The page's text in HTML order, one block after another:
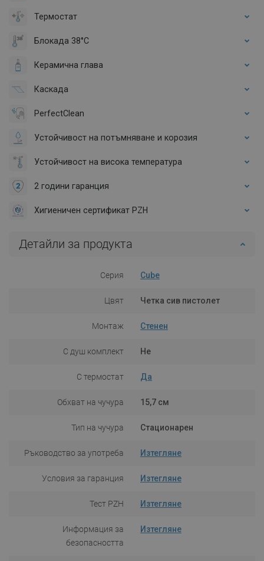
Термостат
Блокада 38°C
Керамична глава
Каскада
PerfectClean
Устойчивост на потъмняване и корозия
Устойчивост на висока температура
2 години гаранция
Хигиеничен сертификат PZH
Детайли за продукта
Серия Cube
Цвят Четка сив пистолет
Монтаж Стенен
С душ комплект Не
С термостат Да
Обхват на чучура 15,7 см
Тип на чучура Стационарен
Ръководство за употреба Изтегляне
Условия за гаранция Изтегляне
Тест PZH Изтегляне
Информация за
безопасността
Изтегляне